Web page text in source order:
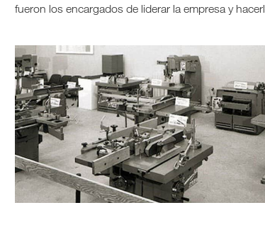
fueron los encargados de liderar la empresa y